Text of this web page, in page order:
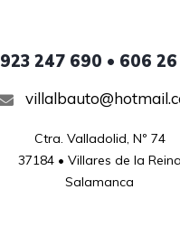
923 247 690 • 606
Ctra. Valladolid, Nº 74
37184 • Villares de la Reina
Salamanca